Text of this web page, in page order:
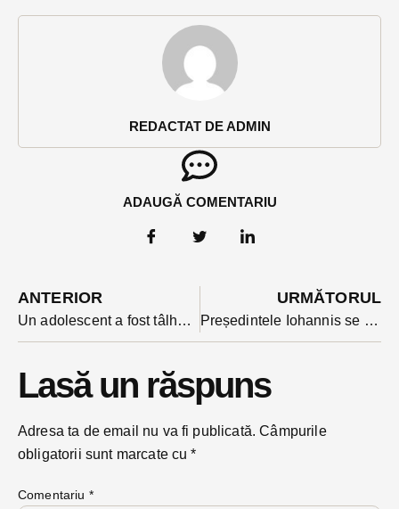
REDACTAT DE ADMIN
ADAUGĂ COMENTARIU
ANTERIOR
Un adolescent a fost tâlhărit pe străzile Bistriței chiar de Ziua Națională. Ce a pățit agresorul
URMĂTORUL
Președintele Iohannis se declară susținătorul alegerilor în două tururi și a presedintilor de consilii din majoritatea consilierilor
Lasă un răspuns
Adresa ta de email nu va fi publicată. Câmpurile
obligatorii sunt marcate cu*
Comentariu *